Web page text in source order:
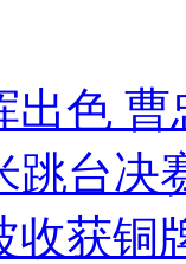
出色
跳台决
收获铜